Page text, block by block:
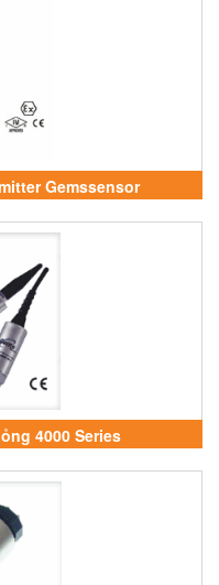
Gemssensor
4000 Series